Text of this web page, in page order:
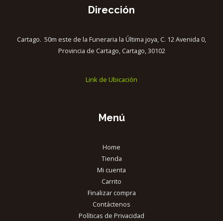
Dirección
Cartago. 50m este de la Funeraria la Última joya, C. 12 Avenida 0,
Provincia de Cartago, Cartago, 30102
Link de Ubicación
Menú
Home
Tienda
Mi cuenta
Carrito
Finalizar compra
Contáctenos
Políticas de Privacidad